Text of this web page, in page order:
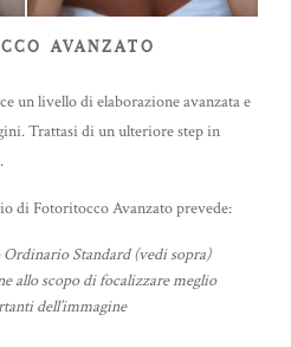
AVANZATO
un livello di elaborazione avanzata e
Trattasi di un ulteriore step in
di Fotoritocco Avanzato prevede:
Standard (vedi sopra)
allo scopo di focalizzare meglio
dell’immagine